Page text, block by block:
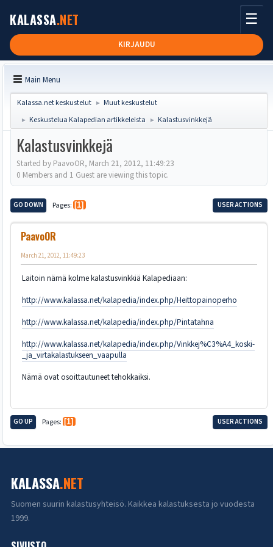
KALASSA.NET
KIRJAUDU
☰
Main Menu
Kalassa.net keskustelut ► Muut keskustelut
► Keskustelua Kalapedian artikkeleista ► Kalastusvinkkejä
Kalastusvinkkejä
Started by PaavoOR, March 21, 2012, 11:49:23
0 Members and 1 Guest are viewing this topic.
GO DOWN Pages 1 USER ACTIONS
PaavoOR
March 21, 2012, 11:49:23
Laitoin nämä kolme kalastusvinkkiä Kalapediaan:
http://www.kalassa.net/kalapedia/index.php/Heittopainoperho
http://www.kalassa.net/kalapedia/index.php/Pintatahna
http://www.kalassa.net/kalapedia/index.php/Vinkkej%C3%A4_koski-
_ja_virtakalastukseen_vaapulla
Nämä ovat osoittautuneet tehokkaiksi.
GO UP Pages 1 USER ACTIONS
KALASSA.NET
Suomen suurin kalastusyhteisö. Kaikkea kalastuksesta jo vuodesta
1999.